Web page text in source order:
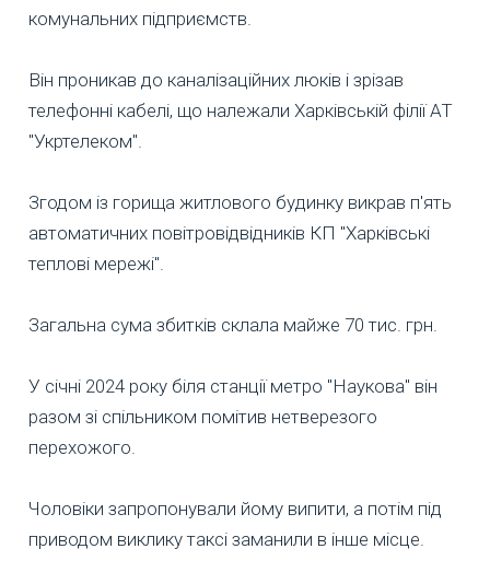
комунальних підприємств.
Він проникав до каналізаційних люків і зрізав
телефонні кабелі, що належали Харківській філії АТ
"Укртелеком".
Згодом із горища житлового будинку викрав п'ять
автоматичних повітровідвідників КП "Харківські
теплові мережі".
Загальна сума збитків склала майже 70 тис. грн.
У січні 2024 року біля станції метро "Наукова" він
разом зі спільником помітив нетверезого
перехожого.
Чоловіки запропонували йому випити, а потім під
приводом виклику таксі заманили в інше місце.